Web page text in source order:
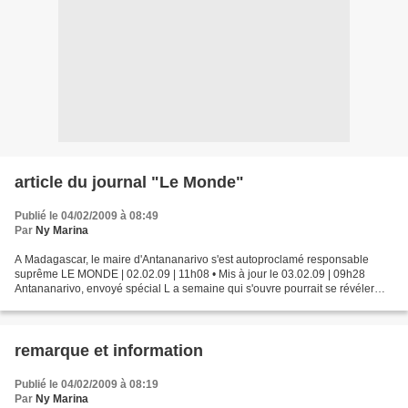
article du journal "Le Monde"
Publié le 04/02/2009 à 08:49
Par Ny Marina
A Madagascar, le maire d'Antananarivo s'est autoproclamé responsable
suprême LE MONDE | 02.02.09 | 11h08 • Mis à jour le 03.02.09 | 09h28
Antananarivo, envoyé spécial L a semaine qui s'ouvre pourrait se révéler
remarque et information
Publié le 04/02/2009 à 08:19
Par Ny Marina